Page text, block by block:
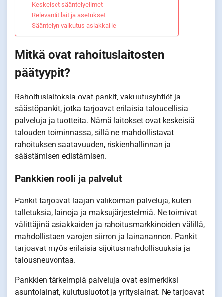
Keskeiset sääntelyelimet
Relevantit lait ja asetukset
Sääntelyn vaikutus asiakkaille
Mitkä ovat rahoituslaitosten
päätyypit?
Rahoituslaitoksia ovat pankit, vakuutusyhtiöt ja
säästöpankit, jotka tarjoavat erilaisia taloudellisia
palveluja ja tuotteita. Nämä laitokset ovat keskeisiä
talouden toiminnassa, sillä ne mahdollistavat
rahoituksen saatavuuden, riskienhallinnan ja
säästämisen edistämisen.
Pankkien rooli ja palvelut
Pankit tarjoavat laajan valikoiman palveluja, kuten
talletuksia, lainoja ja maksujärjestelmiä. Ne toimivat
välittäjinä asiakkaiden ja rahoitusmarkkinoiden välillä,
mahdollistaen varojen siirron ja lainanannon. Pankit
tarjoavat myös erilaisia sijoitusmahdollisuuksia ja
talousneuvontaa.
Pankkien tärkeimpiä palveluja ovat esimerkiksi
asuntolainat, kulutusluotot ja yrityslainat. Ne tarjoavat